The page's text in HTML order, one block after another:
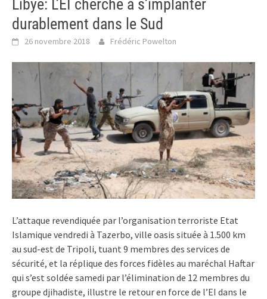
Libye: L’EI cherche à s’implanter
durablement dans le Sud
26 novembre 2018 Frédéric Powelton
L’attaque revendiquée par l’organisation terroriste Etat
Islamique vendredi à Tazerbo, ville oasis située à 1.500 km
au sud-est de Tripoli, tuant 9 membres des services de
sécurité, et la réplique des forces fidèles au maréchal Haftar
qui s’est soldée samedi par l’élimination de 12 membres du
groupe djihadiste, illustre le retour en force de l’EI dans le